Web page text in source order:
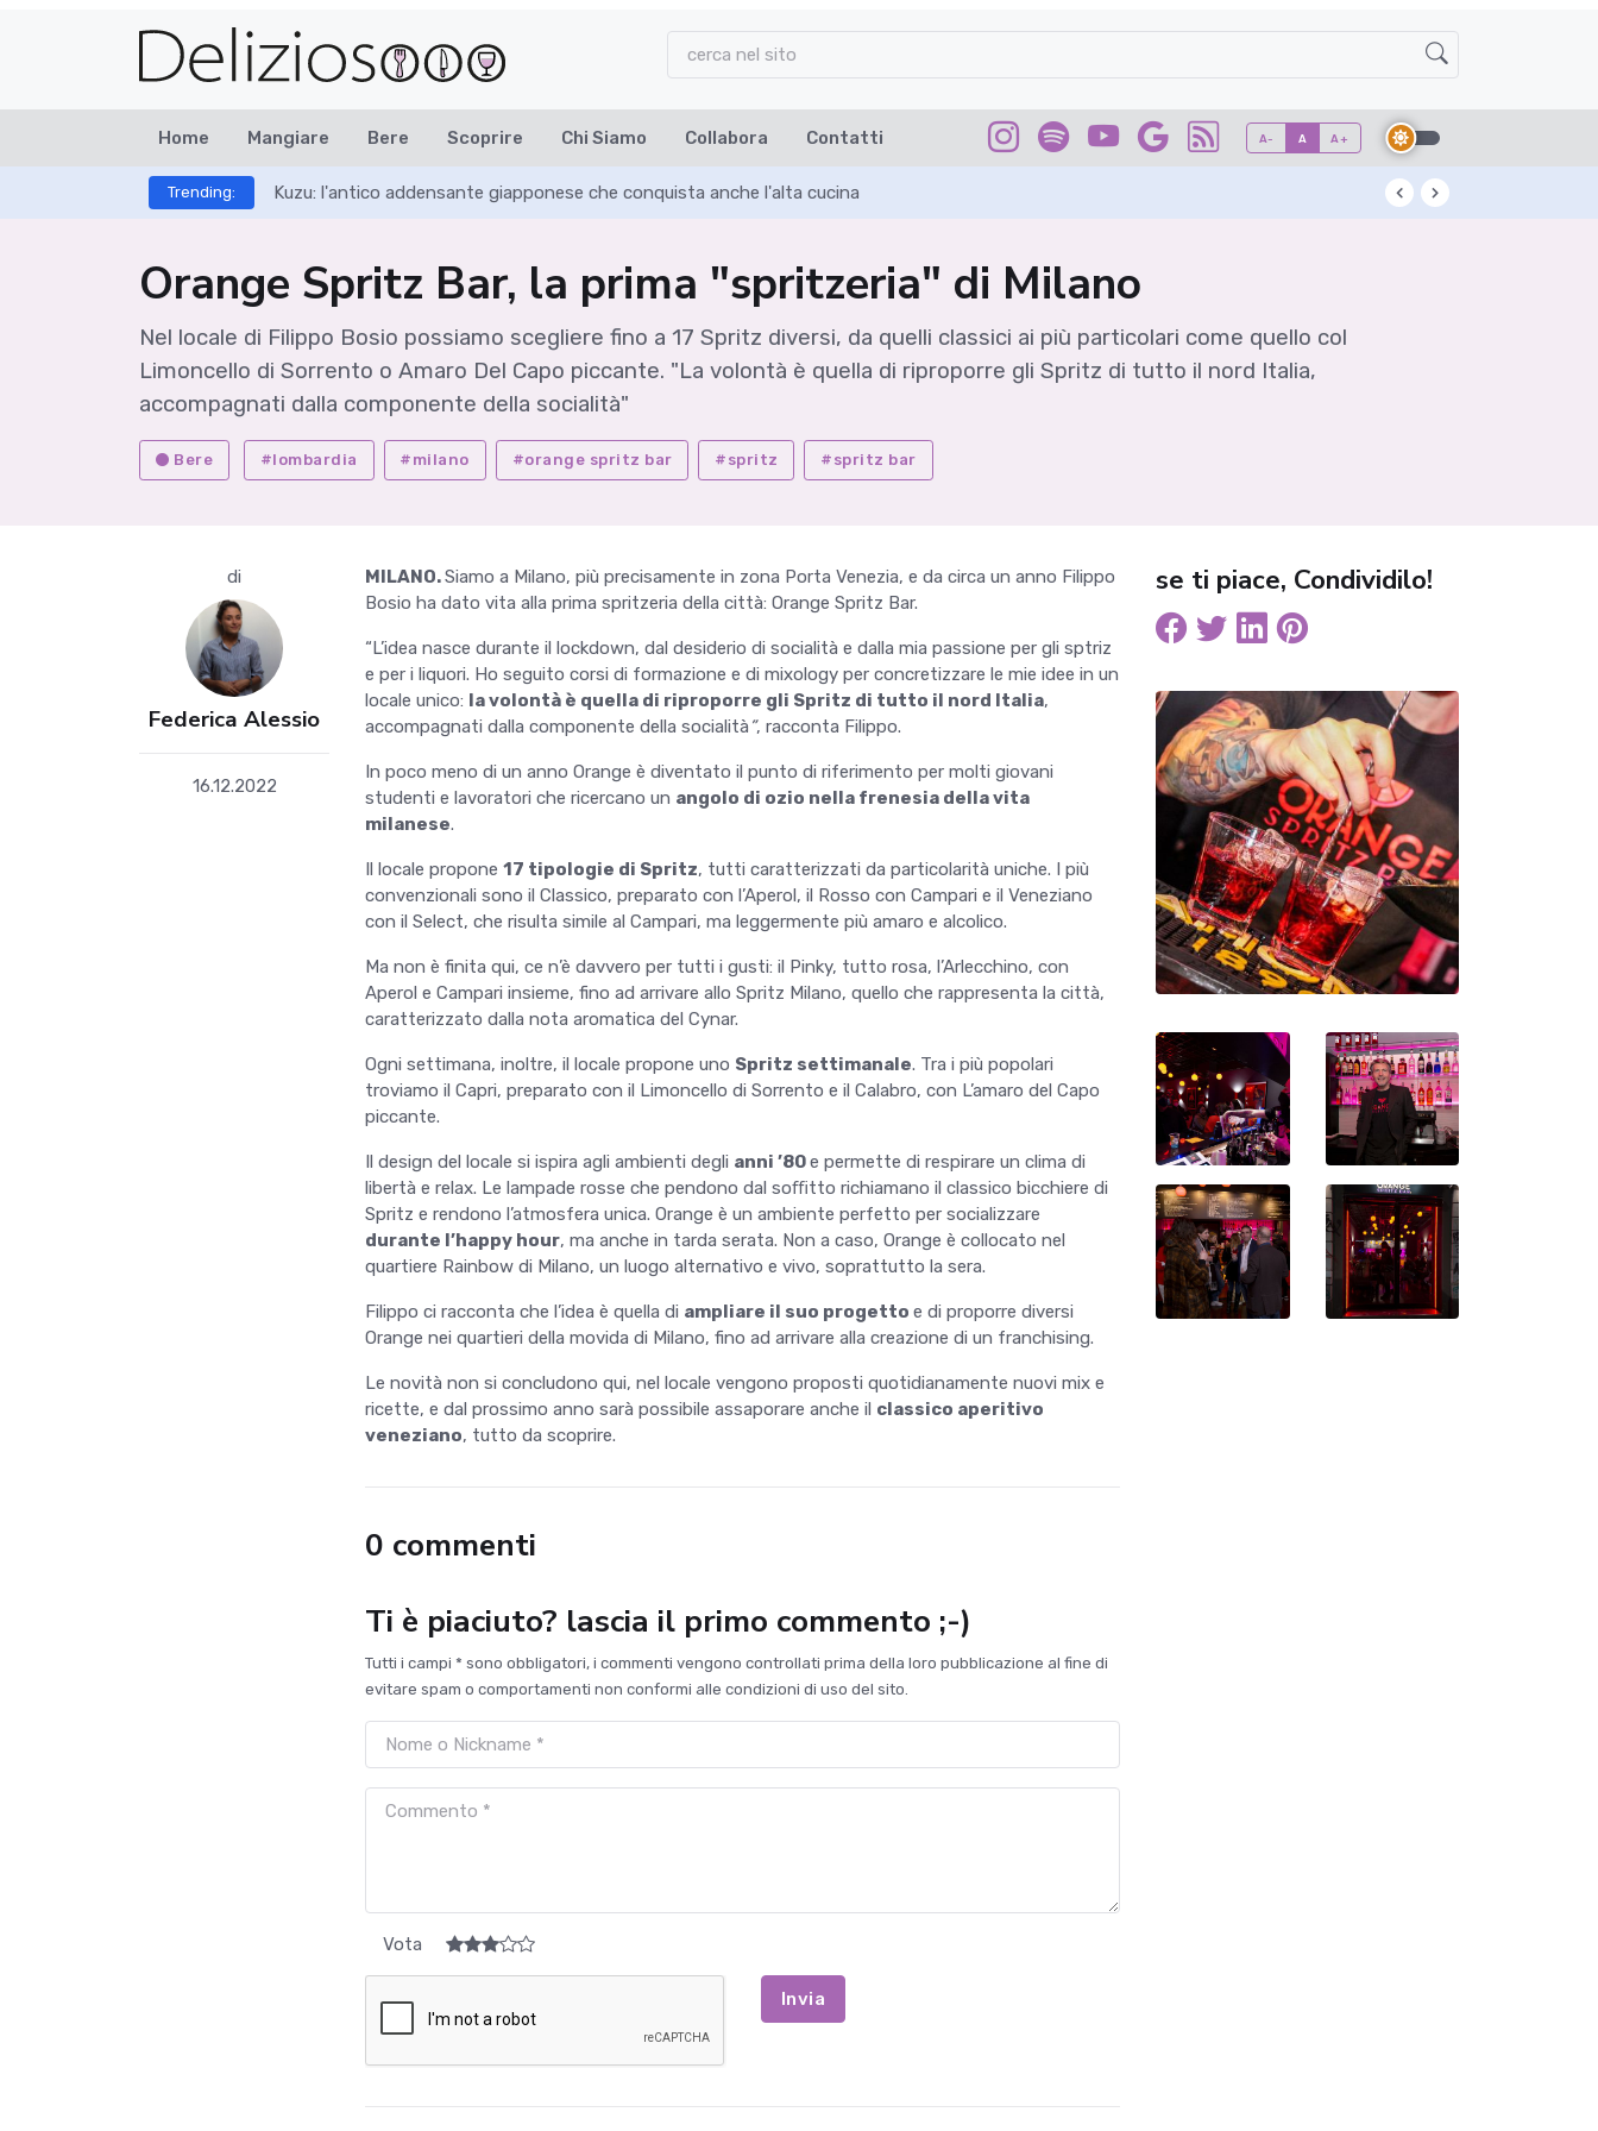
Home Mangiare Bere Scoprire Chi Siamo Collabora Contatti A- A A+
Trending: Kuzu: l'antico addensante giapponese che conquista anche l'alta cucina
Orange Spritz Bar, la prima "spritzeria" di Milano
Nel locale di Filippo Bosio possiamo scegliere fino a 17 Spritz diversi, da quelli classici ai più particolari come quello col
Limoncello di Sorrento o Amaro Del Capo piccante. "La volontà è quella di riproporre gli Spritz di tutto il nord Italia,
accompagnati dalla componente della socialità"
Bere #lombardia #milano #orange spritz bar #spritz #spritz bar
di
Federica Alessio
16.12.2022
MILANO.Siamo a Milano, più precisamente in zona Porta Venezia, e da circa un anno Filippo
Bosio ha dato vita alla prima spritzeria della città: Orange Spritz Bar.
“L’idea nasce durante il lockdown, dal desiderio di socialità e dalla mia passione per gli sptriz
e per i liquori. Ho seguito corsi di formazione e di mixology per concretizzare le mie idee in un
locale unico: la volontà è quella di riproporre gli Spritz di tutto il nord Italia,
accompagnati dalla componente della socialità ”, racconta Filippo.
In poco meno di un anno Orange è diventato il punto di riferimento per molti giovani
studenti e lavoratori che ricercano un angolo di ozio nella frenesia dellavita
milanese.
Il locale propone 17 tipologie di Spritz, tutti caratterizzati da particolarità uniche. I più
convenzionali sono il Classico, preparato con l’Aperol, il Rosso con Campari e il Veneziano
con il Select, che risulta simile al Campari, ma leggermente più amaro e alcolico.
Ma non è finita qui, ce n’è davvero per tutti i gusti: il Pinky, tutto rosa, l’Arlecchino, con
Aperol e Campari insieme, fino ad arrivare allo Spritz Milano, quello che rappresenta la città,
caratterizzato dalla nota aromatica del Cynar.
Ogni settimana, inoltre, il locale propone uno Spritz settimanale. Tra i più popolari
troviamo il Capri, preparato con il Limoncello di Sorrento e il Calabro, con L’amaro del Capo
piccante.
Il design del locale si ispira agli ambienti degli anni ’80e permette di respirare un clima di
libertà e relax. Le lampade rosse che pendono dal soﬃtto richiamano il classico bicchiere di
Spritz e rendono l’atmosfera unica. Orange è un ambiente perfetto per socializzare
durante l’happy hour, ma anche in tarda serata. Non a caso, Orange è collocato nel
quartiere Rainbow di Milano, un luogo alternativo e vivo, soprattutto la sera.
Filippo ci racconta che l’idea è quella di ampliare il suo progetto e di proporre diversi
Orange nei quartieri della movida di Milano, fino ad arrivare alla creazione di un franchising.
Le novità non si concludono qui, nel locale vengono proposti quotidianamente nuovi mix e
ricette, e dal prossimo anno sarà possibile assaporare anche il classico aperitivo
veneziano, tutto da scoprire.
0 commenti
Ti è piaciuto? lascia il primo commento ;-)
Tutti i campi * sono obbligatori, i commenti vengono controllati prima della loro pubblicazione al fine di
evitare spam o comportamenti non conformi alle condizioni di uso del sito.
Vota
Invia
se ti piace, Condividilo!